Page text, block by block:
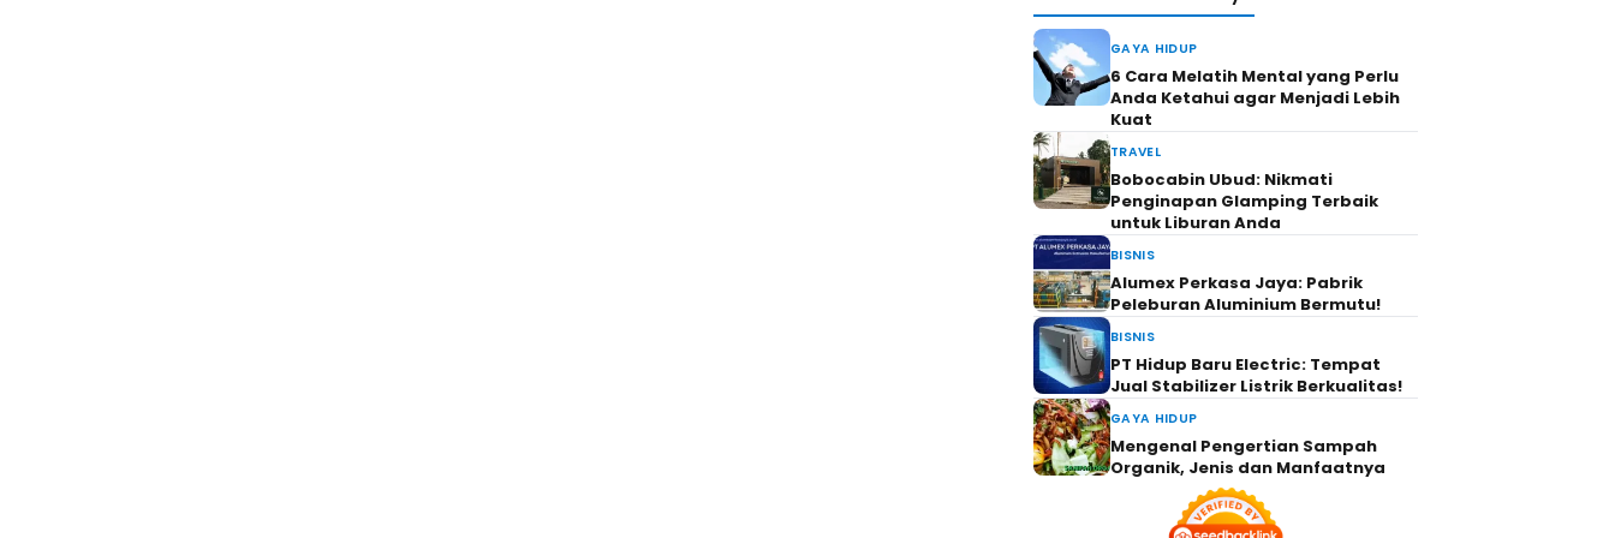
GAYA HIDUP
6 Cara Melatih Mental yang Perlu
Anda Ketahui agar Menjadi Lebih
Kuat
TRAVEL
Bobocabin Ubud: Nikmati
Penginapan Glamping Terbaik
untuk Liburan Anda
BISNIS
Alumex Perkasa Jaya: Pabrik
Peleburan Aluminium Bermutu!
BISNIS
PT Hidup Baru Electric: Tempat
Jual Stabilizer Listrik Berkualitas!
GAYA HIDUP
Mengenal Pengertian Sampah
Organik, Jenis dan Manfaatnya